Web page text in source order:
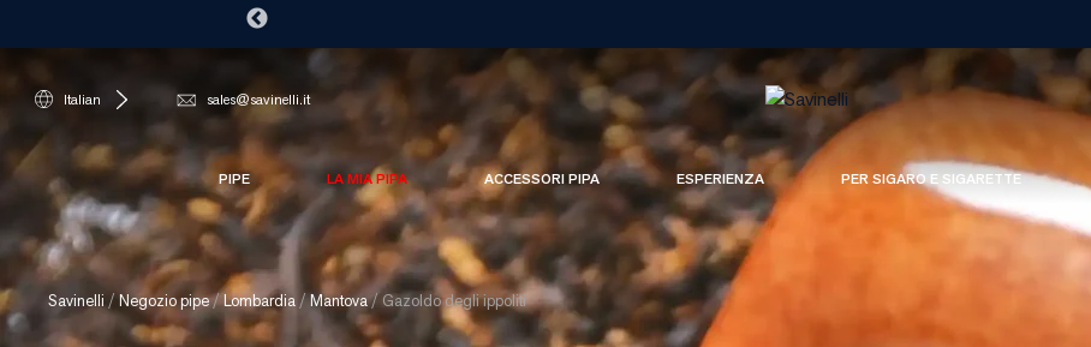
Italian sales@savinelli.it
PIPE LA MIA PIPA ACCESSORI PIPA ESPERIENZA PER SIGARO E SIGARETTE
Savinelli / Negozio pipe/Lombardia /Mantova/Gazoldo degli ippoliti